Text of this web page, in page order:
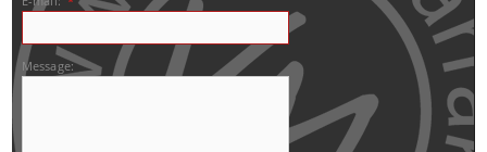
Message: